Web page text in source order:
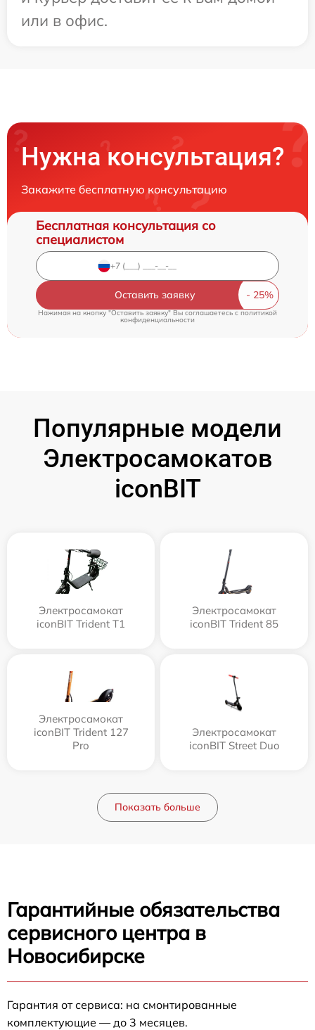
или в офис.
Нужна консультация?
Закажите бесплатную консультацию
Бесплатная консультация со
специалистом
Оставить заявку
Нажимая на кнопку "Оставить заявку" Вы соглашаетесь cполитикой
конфиденциальности
Популярные модели
Электросамокатов
iconBIT
Электросамокат
iconBIT Trident T1
Электросамокат
iconBIT Trident 85
Электросамокат
iconBIT Trident 127
Pro
Электросамокат
iconBIT Street Duo
Показать больше
Гарантийные обязательства
сервисного центра в
Новосибирске
Гарантия от сервиса: на смонтированные
комплектующие — до 3 месяцев.